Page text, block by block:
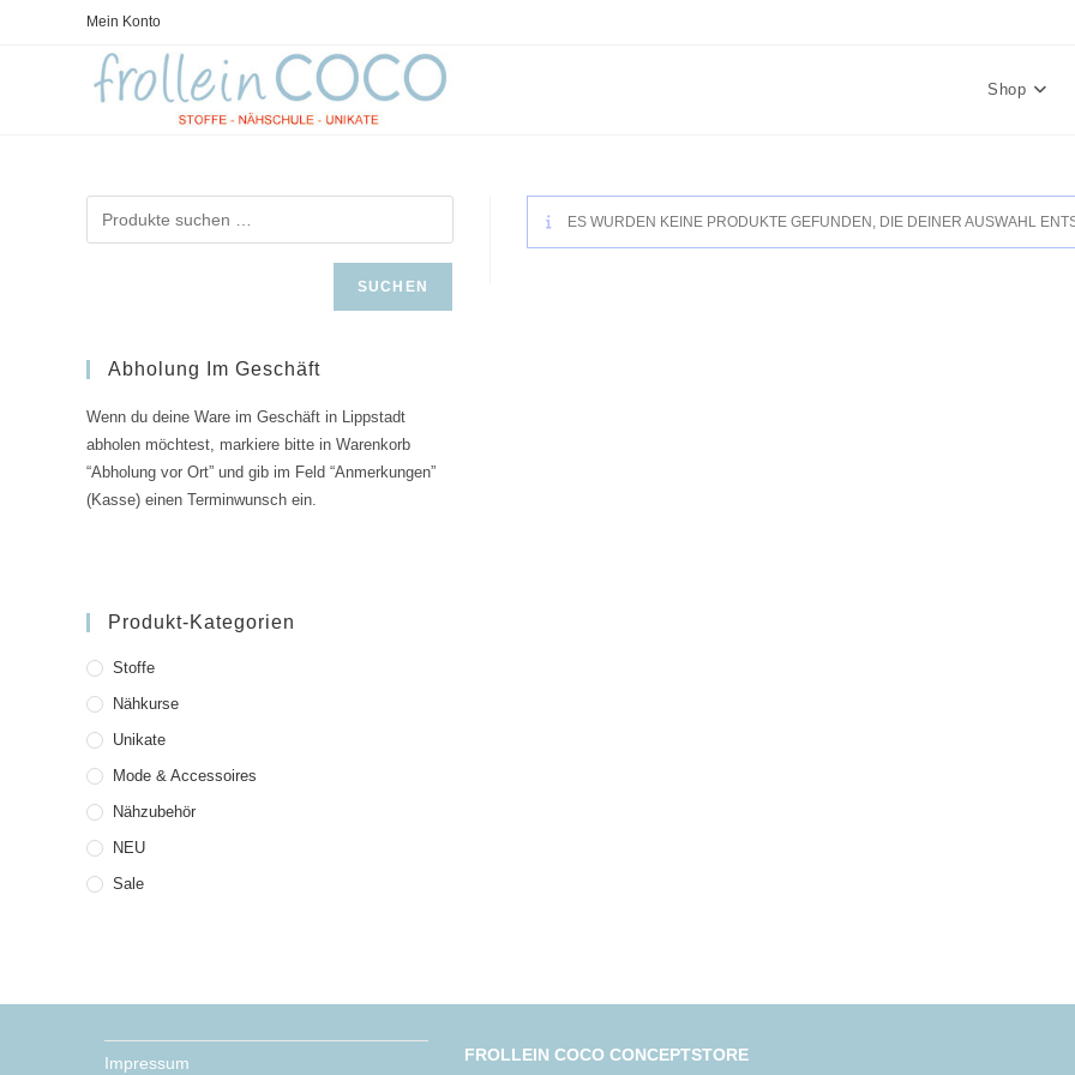
Mein Konto
Shop
SUCHEN
Abholung Im Geschäft
Wenn du deine Ware im Geschäft in Lippstadt
abholen möchtest, markiere bitte in Warenkorb
“Abholung vor Ort” und gib im Feld “Anmerkungen”
(Kasse) einen Terminwunsch ein.
Produkt-Kategorien
Stoffe
Nähkurse
Unikate
Mode & Accessoires
Nähzubehör
NEU
Sale
ES WURDEN KEINE PRODUKTE GEFUNDEN, DIE DEINER AUSWAHL
Impressum FROLLEIN COCO CONCEPTSTORE